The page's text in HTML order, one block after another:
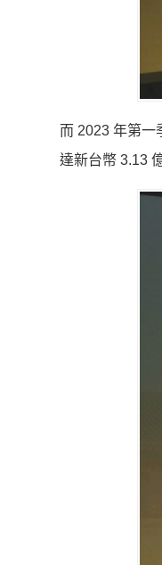
而 2023 年第一
達新台幣 3.13